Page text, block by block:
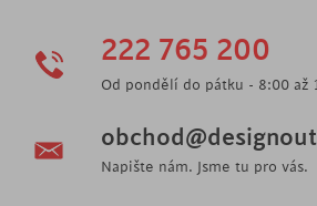
222 765 200
Od pondělí do pátku - 8:00 až
Napište nám. Jsme tu pro vás.